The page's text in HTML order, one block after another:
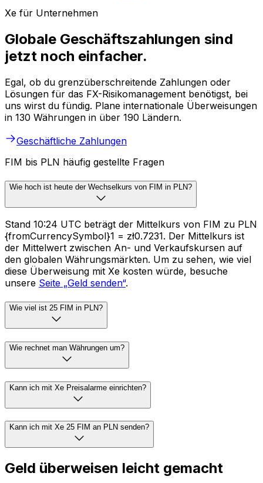
Xe für Unternehmen
Globale Geschäftszahlungen sind
jetzt noch einfacher.
Egal, ob du grenzüberschreitende Zahlungen oder
Lösungen für das FX-Risikomanagement benötigst, bei
uns wirst du fündig. Plane internationale Überweisungen
in 130 Währungen in über 190 Ländern.
Geschäftliche Zahlungen
FIM bis PLN häufig gestellte Fragen
Wie hoch ist heute der Wechselkurs von FIM in PLN?
Stand 10:24 UTC beträgt der Mittelkurs von FIM zu PLN
{fromCurrencySymbol}1 = zł0.7231. Der Mittelkurs ist
der Mittelwert zwischen An- und Verkaufskursen auf
den globalen Währungsmärkten. Um zu sehen, wie viel
diese Überweisung mit Xe kosten würde, besuche
unsere Seite „Geld senden“.
Wie viel ist 25 FIM in PLN?
Wie rechnet man Währungen um?
Kann ich mit Xe Preisalarme einrichten?
Kann ich mit Xe 25 FIM an PLN senden?
Geld überweisen leicht gemacht